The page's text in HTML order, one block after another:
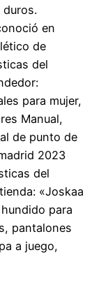
duros.
en
de
del
para mujer,
Manual,
de punto de
2023
del
«Joskaa
para
pantalones
a juego,